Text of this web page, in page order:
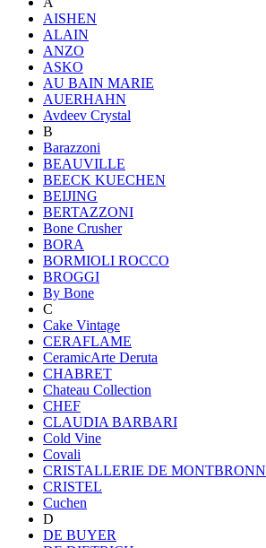
AISHEN
ALAIN
ANZO
ASKO
AU BAIN MARIE
AUERHAHN
Avdeev Crystal
B
Barazzoni
BEAUVILLE
BEECK KUECHEN
BEIJING
BERTAZZONI
Bone Crusher
BORA
BORMIOLI ROCCO
BROGGI
By Bone
C
Cake Vintage
CERAFLAME
CeramicArte Deruta
CHABRET
Chateau Collection
CHEF
CLAUDIA BARBARI
Cold Vine
Covali
CRISTALLERIE DE MONTBRONN
CRISTEL
Cuchen
D
DE BUYER